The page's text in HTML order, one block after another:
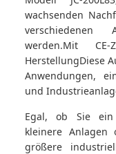
wachsenden
verschiedenen
werden.Mit
HerstellungDiese
Anwendungen,
und
Egal, ob Sie ein
kleinere Anlagen
größere